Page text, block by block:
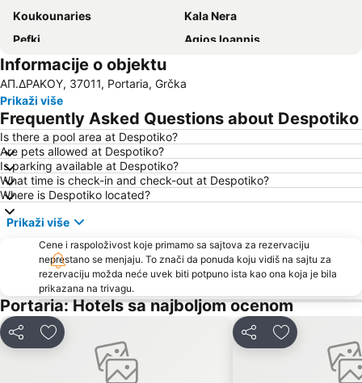
Κoukounaries
Kala Nera
Pefki
Agios Ioannis
Agria
Chorefto
Skiathos Island National Airport
Alykes
Damouchari
Milopotamos
Velika
Achladies
Plaka
Ovrios
Ρrehistoric settlement of Sesklo
To τρενάκι του Πηλίου
Kastri
Volos stadium
Traditional settelement Paleo Trikeri-Panagia
Agia Eleni
Agia Paraskevi
Kolios
Informacije o objektu
ΑΠ.ΔΡΑΚΟΥ, 37011, Portaria, Grčka
Prikaži više
Frequently Asked Questions about Despotiko
Is there a pool area at Despotiko?
Are pets allowed at Despotiko?
Is parking available at Despotiko?
What time is check-in and check-out at Despotiko?
Where is Despotiko located?
Prikaži više
Cene i raspoloživost koje primamo sa sajtova za rezervaciju
neprestano se menjaju. To znači da ponuda koju vidiš na sajtu za
rezervaciju možda neće uvek biti potpuno ista kao ona koja je bila
prikazana na trivagu.
Portaria: Hotels sa najboljom ocenom
Deli Dodati u favorite Deli Dodati u